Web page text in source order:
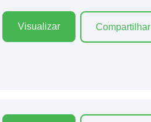
Visualizar Compartilhar